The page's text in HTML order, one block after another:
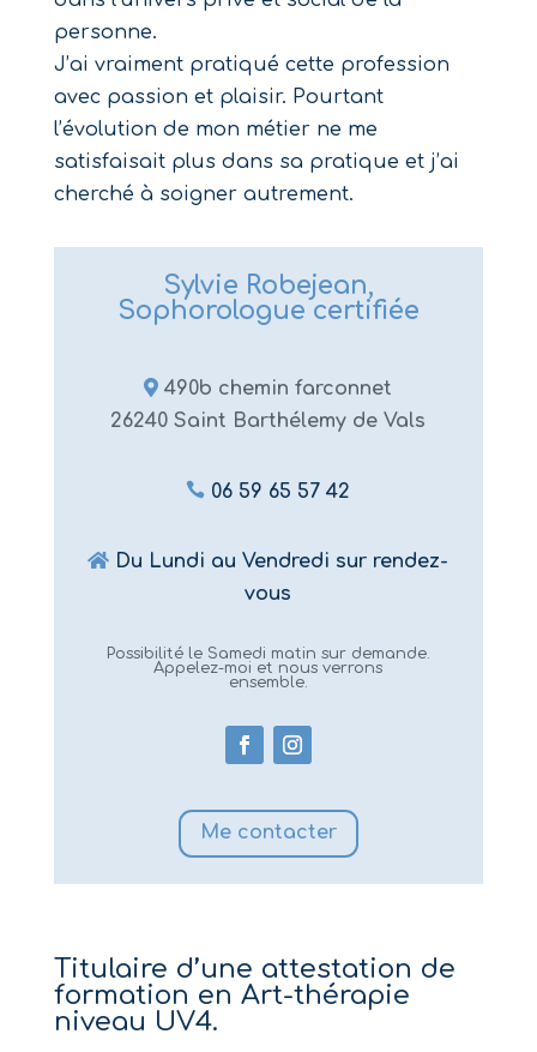
personne.
J’ai vraiment pratiqué cette profession
avec passion et plaisir. Pourtant
l’évolution de mon métier ne me
satisfaisait plus dans sa pratique et j’ai
cherché à soigner autrement.
Sylvie Robejean,
Sophorologue certifiée
 490b chemin farconnet
26240 Saint Barthélemy de Vals
 06 59 65 57 42
 Du Lundi auVendredi sur rendez-
vous
Possibilité le Samedi matin sur demande.
Appelez-moi et nous verrons
ensemble.
Me contacter
Titulaire d’une attestation de
formation en Art-thérapie
niveau UV4.